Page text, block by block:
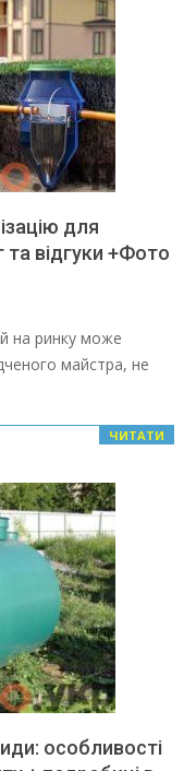
для
та відгуки +Фото
на ринку може
майстра, не
ЧИТАТИ
особливості